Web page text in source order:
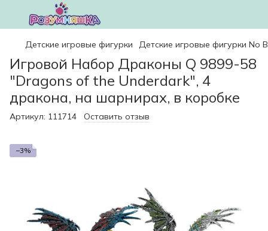
Детские игровые фигурки Детские игровые фигурки No
Игровой Набор Драконы Q 9899-58
"Dragons of the Underdark", 4
дракона, на шарнирах, в коробке
Артикул: 111714 Оставить отзыв
−3%